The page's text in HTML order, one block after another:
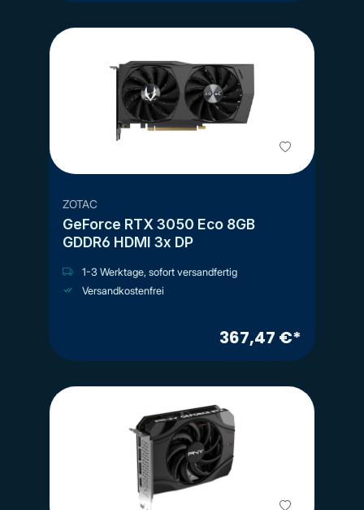
ZOTAC
GeForce RTX 3050 Eco 8GB
GDDR6 HDMI 3x DP
1-3 Werktage, sofort versandfertig
Versandkostenfrei
367,47 €*